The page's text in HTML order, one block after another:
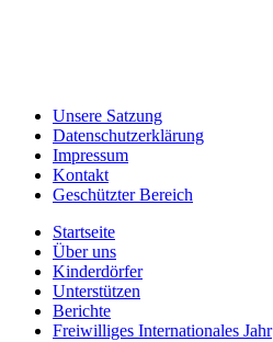
Unsere Satzung
Datenschutzerklärung
Impressum
Kontakt
Geschützter Bereich
Startseite
Über uns
Kinderdörfer
Unterstützen
Berichte
Freiwilliges Internationales Jahr